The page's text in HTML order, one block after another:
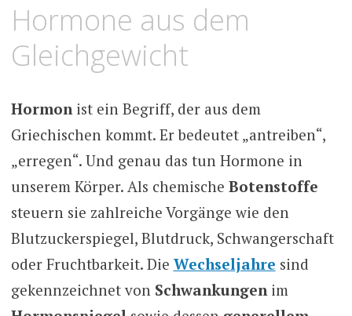
Hormone aus dem
Gleichgewicht
Hormon ist ein Begriff, der aus dem
Griechischen kommt. Er bedeutet „antreiben“,
„erregen“. Und genau das tun Hormone in
unserem Körper. Als chemische Botenstoffe
steuern sie zahlreiche Vorgänge wie den
Blutzuckerspiegel, Blutdruck, Schwangerschaft
oder Fruchtbarkeit. Die Wechseljahre sind
gekennzeichnet von Schwankungenim